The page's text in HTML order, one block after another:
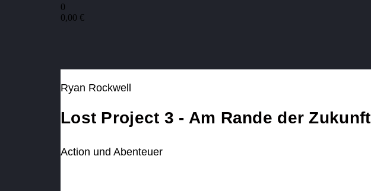
0
0,00 €
Ryan Rockwell
Lost Project 3 - Am Rande der Zukunft
Action und Abenteuer